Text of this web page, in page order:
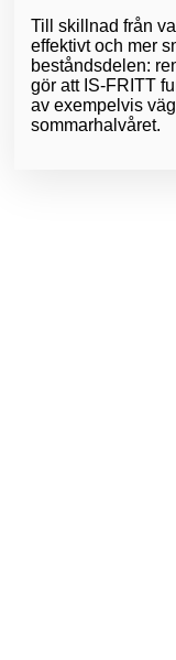
Till skillnad från
effektivt och mer
beståndsdelen:
gör att IS-FRITT
av exempelvis
sommarhalvåret.